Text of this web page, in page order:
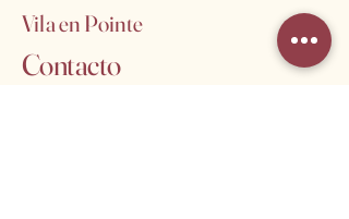
Vila en Pointe
Contacto